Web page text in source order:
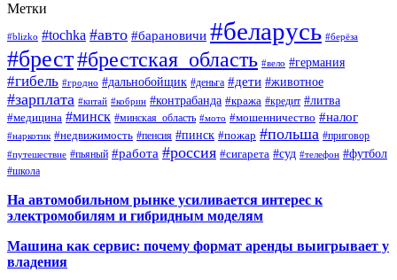
Метки
#blizko #tochka #авто #барановичи #беларусь #берёза
#брест#брестская_область #вело #германия
#гибель #гродно #дальнобойщик #деньга #дети #животное
#зарплата #китай #кобрин #контрабанда #кража #кредит #литва
#медицина #минск #минская_область #мото #мошенничество #налог
#наркотик #недвижимость #пенсия #пинск #пожар #польша #приговор
#путешествие #пьяный #работа #россия #сигарета #суд #телефон #футбол
#школа
На автомобильном рынке усиливается интерес к
электромобилям и гибридным моделям
Машина как сервис: почему формат аренды выигрывает у
владения